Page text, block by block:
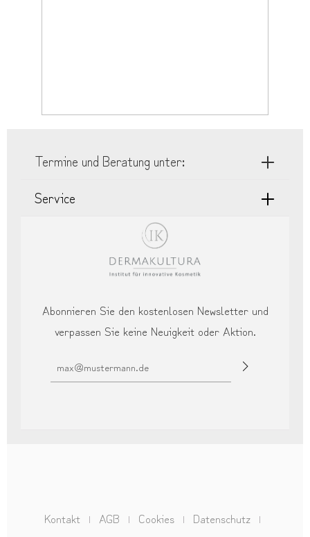
Abonnieren Sie den kostenlosen Newsletter und
verpassen Sie keine Neuigkeit oder Aktion.
E-Mail-Adresse*
Termine und Beratung unter:
Service
Kontakt AGB Cookies Datenschutz